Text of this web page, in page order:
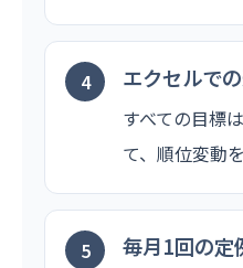
エクセルで
すべての目標
て、順位変動
毎月1回の定